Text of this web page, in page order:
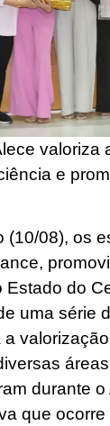
valoriza
e
(10/08), os
Estado do
uma série
durante o
que